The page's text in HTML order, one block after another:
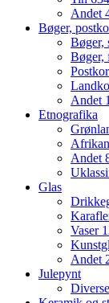
Andet
Bøger,
Bøger,
Bøger,
Andet
Etnografika
Andet
Glas
Vaser
Andet
Julepynt